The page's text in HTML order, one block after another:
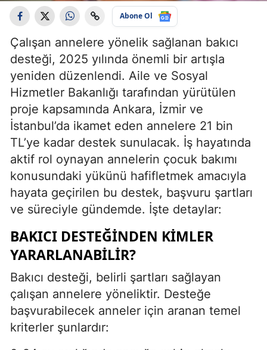
Abone Ol
Çalışan annelere yönelik sağlanan bakıcı
desteği, 2025 yılında önemli bir artışla
yeniden düzenlendi. Aile ve Sosyal
Hizmetler Bakanlığı tarafından yürütülen
proje kapsamında Ankara, İzmir ve
İstanbul’da ikamet eden annelere 21 bin
TL’ye kadar destek sunulacak. İş hayatında
aktif rol oynayan annelerin çocuk bakımı
konusundaki yükünü hafifletmek amacıyla
hayata geçirilen bu destek, başvuru şartları
ve süreciyle gündemde. İşte detaylar:
BAKICI DESTEĞINDEN KIMLER
YARARLANABILIR?
Bakıcı desteği, belirli şartları sağlayan
çalışan annelere yöneliktir. Desteğe
başvurabilecek anneler için aranan temel
kriterler şunlardır: